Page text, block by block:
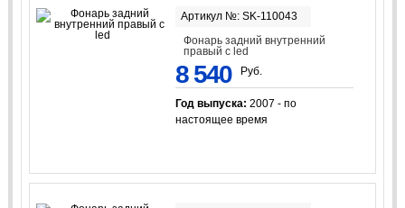
Артикул №: SK-110043
Фонарь задний внутренний
правый с led
8 540 Руб.
Год выпуска: 2007 - по
настоящее время